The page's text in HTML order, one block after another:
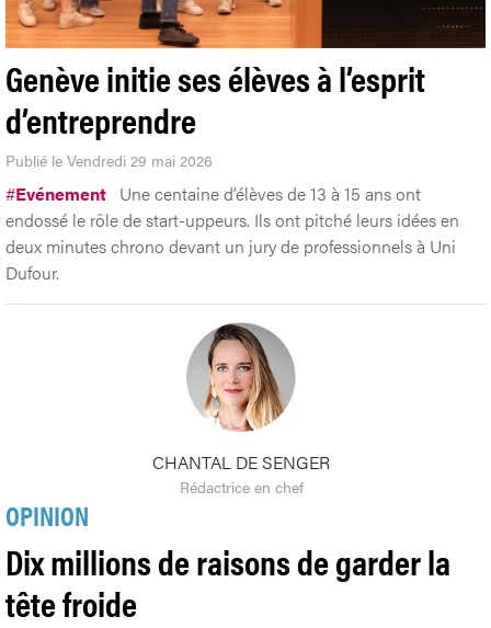
Genève initie ses élèves à l’esprit
d’entreprendre
Publié le Vendredi 29 mai 2026
#Evénement Une centaine d’élèves de 13 à 15 ans ont
endossé le rôle de start-uppeurs. Ils ont pitché leurs idées en
deux minutes chrono devant un jury de professionnels à Uni
Dufour.
CHANTAL DE SENGER
Rédactrice en chef
OPINION
Dix millions de raisons de garder la
tête froide